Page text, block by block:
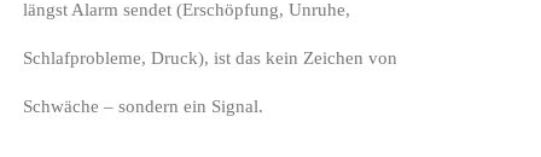
längst Alarm sendet (Erschöpfung, Unruhe,
Schlafprobleme, Druck), ist das kein Zeichen von
Schwäche – sondern ein Signal.